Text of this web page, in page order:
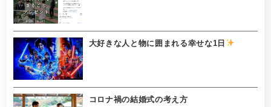
大好きな人と物に囲まれる幸せな1日
コロナ禍の結婚式の考え方